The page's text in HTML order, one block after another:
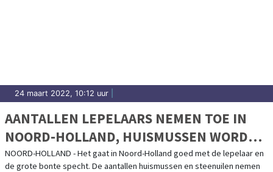
24 maart 2022, 10:12 uur
AANTALLEN LEPELAARS NEMEN TOE IN
NOORD-HOLLAND, HUISMUSSEN WORDEN
ZELDZAMER
NOORD-HOLLAND - Het gaat in Noord-Holland goed met de lepelaar en
de grote bonte specht. De aantallen huismussen en steenuilen nemen